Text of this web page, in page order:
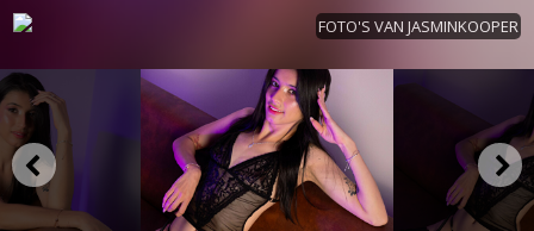
FOTO'S VAN JASMINKOOPER